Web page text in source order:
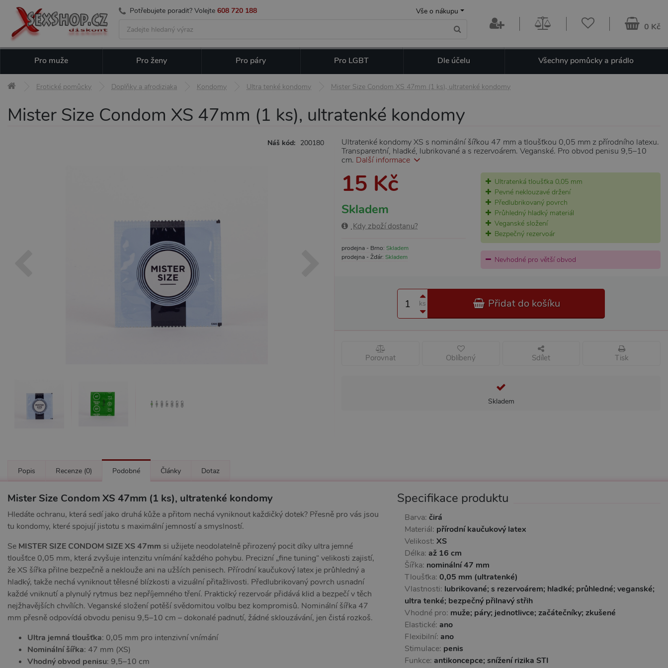
Potřebujete poradit? Volejte 608 720 188 Vše o nákupu
0 Kč
Pro muže Pro ženy Pro páry Pro LGBT Dle účelu Všechny pomůcky a prádlo
Erotické pomůcky Doplňky a afrodiziaka Kondomy Ultra tenké kondomy Mister Size Condom XS 47mm (1 ks), ultratenké kondomy
Mister Size Condom XS 47mm (1 ks), ultratenké kondomy
Náš kód: 200180
Ultratenké kondomy XS s nominální šířkou 47 mm a tloušťkou 0,05 mm z přírodního latexu.
Transparentní, hladké, lubrikované a s rezervoárem. Veganské. Pro obvod penisu 9,5–10
cm. Další informace
15 Kč
Skladem
Kdy zboží dostanu?
prodejna - Brno: Skladem
prodejna - Žďár: Skladem
Ultratenká tloušťka 0,05 mm
Pevné neklouzavé držení
Předlubrikovaný povrch
Průhledný hladký materiál
Veganské složení
Bezpečný rezervoár
Nevhodné pro větší obvod
ks Přidat do košíku
Porovnat Oblíbený Sdílet Tisk
Skladem
Popis Recenze (0) Podobné Články Dotaz
Mister Size Condom XS 47mm (1 ks), ultratenké kondomy
Hledáte ochranu, která sedí jako druhá kůže a přitom nechá vyniknout každičký dotek? Přesně pro vás jsou
tu kondomy, které spojují jistotu s maximální jemností a smyslností.
Se MISTER SIZE CONDOM SIZE XS 47mm si užijete neodolatelně přirozený pocit díky ultra jemné
tloušťce 0,05 mm, která zvyšuje intenzitu vnímání každého pohybu. Precizní „fine tuning“ velikosti zajistí,
že XS šířka přilne bezpečně a neklouže ani na užších penisech. Přírodní kaučukový latex je průhledný a
hladký, takže nechá vyniknout tělesné blízkosti a vizuální přitažlivosti. Předlubrikovaný povrch usnadní
každé vniknutí a plynulý rytmus bez nepříjemného tření. Praktický rezervoár přidává klid a bezpečí v těch
nejžhavějších chvílích. Veganské složení potěší svědomitou volbu bez kompromisů. Nominální šířka 47
mm přesně odpovídá obvodu penisu 9,5–10 cm – dokonalé padnutí, žádné sklouzávání, jen čistá rozkoš.
Ultra jemná tloušťka: 0,05 mm pro intenzivní vnímání
Nominální šířka: 47 mm (XS)
Vhodný obvod penisu: 9,5–10 cm
Specifikace produktu
Barva: čirá
Materiál: přírodní kaučukový latex
Velikost: XS
Délka: až 16 cm
Šířka: nominální 47 mm
Tloušťka: 0,05 mm (ultratenké)
Vlastnosti: lubrikované; s rezervoárem; hladké; průhledné; veganské;
ultra tenké; bezpečný přilnavý střih
Vhodné pro: muže; páry; jednotlivce; začátečníky; zkušené
Elastické: ano
Flexibilní: ano
Stimulace: penis
Funkce: antikoncepce; snížení rizika STI